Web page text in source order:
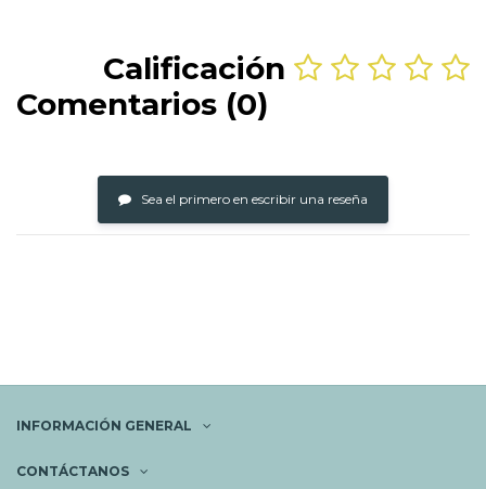
Calificación
Comentarios (0)
Sea el primero en escribir una reseña
INFORMACIÓN GENERAL
CONTÁCTANOS